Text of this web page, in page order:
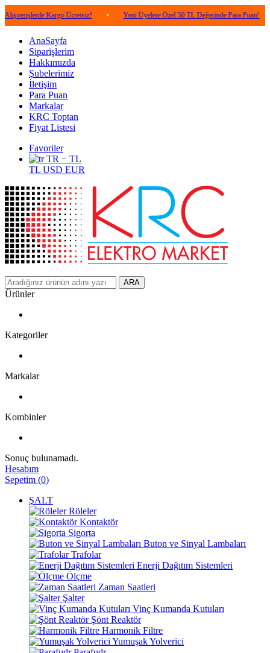
Kargo Ücretsiz! • Yeni Üyelere Özel 50 TL Değerinde Para Puan! •
AnaSayfa
Siparişlerim
Hakkımızda
Şubelerimiz
İletişim
Para Puan
Markalar
KRC Toptan
Fiyat Listesi
Favoriler
TR − TL
TL USD EUR
ARA
Ürünler
Kategoriler
Markalar
Kombinler
Sonuç bulunamadı.
Hesabım
Sepetim (0)
ŞALT
Röleler
Kontaktör
Sigorta
Buton ve Sinyal Lambaları
Trafolar
Enerji Dağıtım Sistemleri
Ölçme
Zaman Saatleri
Şalter
Vinç Kumanda Kutuları
Şönt Reaktör
Harmonik Filtre
Yumuşak Yolverici